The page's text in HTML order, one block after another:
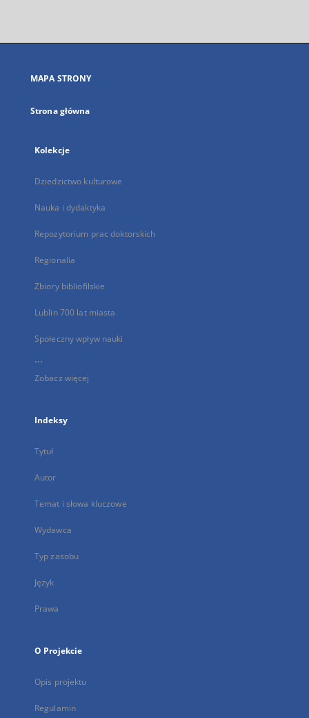
się
karcie
MAPA STRONY
Strona główna
Kolekcje
Dziedzictwo kulturowe
Nauka i dydaktyka
Repozytorium prac doktorskich
Regionalia
Zbiory bibliofilskie
Lublin 700 lat miasta
Społeczny wpływ nauki
...
Zobacz więcej
Indeksy
Tytuł
Autor
Temat i słowa kluczowe
Wydawca
Typ zasobu
Język
Prawa
O Projekcie
Opis projektu
Regulamin